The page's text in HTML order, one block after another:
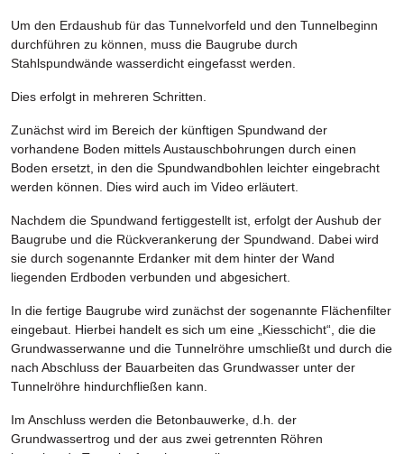
Um den Erdaushub für das Tunnelvorfeld und den Tunnelbeginn
durchführen zu können, muss die Baugrube durch
Stahlspundwände wasserdicht eingefasst werden.
Dies erfolgt in mehreren Schritten.
Zunächst wird im Bereich der künftigen Spundwand der
vorhandene Boden mittels Austauschbohrungen durch einen
Boden ersetzt, in den die Spundwandbohlen leichter eingebracht
werden können. Dies wird auch im Video erläutert.
Nachdem die Spundwand fertiggestellt ist, erfolgt der Aushub der
Baugrube und die Rückverankerung der Spundwand. Dabei wird
sie durch sogenannte Erdanker mit dem hinter der Wand
liegenden Erdboden verbunden und abgesichert.
In die fertige Baugrube wird zunächst der sogenannte Flächenfilter
eingebaut. Hierbei handelt es sich um eine „Kiesschicht“, die die
Grundwasserwanne und die Tunnelröhre umschließt und durch die
nach Abschluss der Bauarbeiten das Grundwasser unter der
Tunnelröhre hindurchfließen kann.
Im Anschluss werden die Betonbauwerke, d.h. der
Grundwassertrog und der aus zwei getrennten Röhren